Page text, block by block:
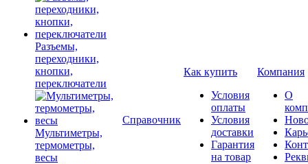
Разъемы,
переходники,
кнопки,
переключатели
Мультиметры,
термометры,
весы
Справочник
Как купить
Условия
оплаты
Условия
доставки
Гарантия
на товар
Компания
О